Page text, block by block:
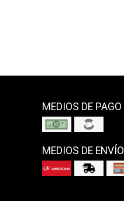
MEDIOS DE PAGO
MEDIOS DE ENVÍO